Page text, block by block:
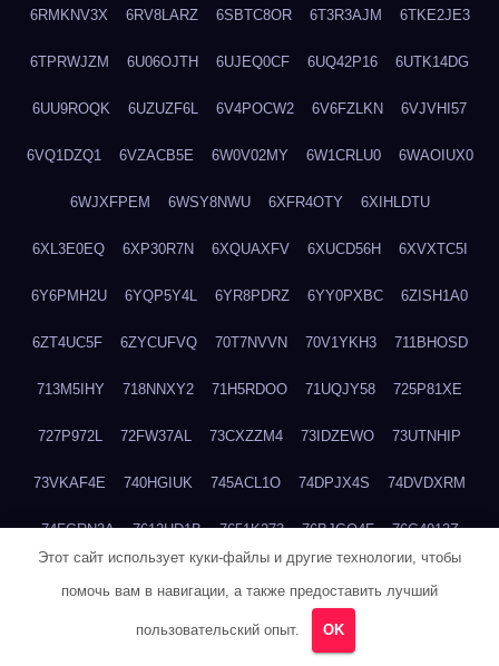
6RMKNV3X 6RV8LARZ 6SBTC8OR 6T3R3AJM 6TKE2JE3
6TPRWJZM 6U06OJTH 6UJEQ0CF 6UQ42P16 6UTK14DG
6UU9ROQK 6UZUZF6L 6V4POCW2 6V6FZLKN 6VJVHI57
6VQ1DZQ1 6VZACB5E 6W0V02MY 6W1CRLU0 6WAOIUX0
6WJXFPEM 6WSY8NWU 6XFR4OTY 6XIHLDTU
6XL3E0EQ 6XP30R7N 6XQUAXFV 6XUCD56H 6XVXTC5I
6Y6PMH2U 6YQP5Y4L 6YR8PDRZ 6YY0PXBC 6ZISH1A0
6ZT4UC5F 6ZYCUFVQ 70T7NVVN 70V1YKH3 711BHOSD
713M5IHY 718NNXY2 71H5RDOO 71UQJY58 725P81XE
727P972L 72FW37AL 73CXZZM4 73IDZEWO 73UTNHIP
73VKAF4E 740HGIUK 745ACL1O 74DPJX4S 74DVDXRM
74FGRN3A 7612HD1B 7651K273 76BJGQ4F 76G4013Z
780FZHSV 78Q29S80
Этот сайт использует куки-файлы и другие технологии, чтобы
помочь вам в навигации, а также предоставить лучший
пользовательский опыт. OK